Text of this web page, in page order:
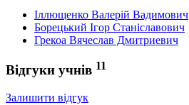
Іллющенко Валерій Вадимович
Борецький Ігор Станіславович
Грекоа Вячеслав Дмитриевич
Відгуки учнів 11
Залишити відгук